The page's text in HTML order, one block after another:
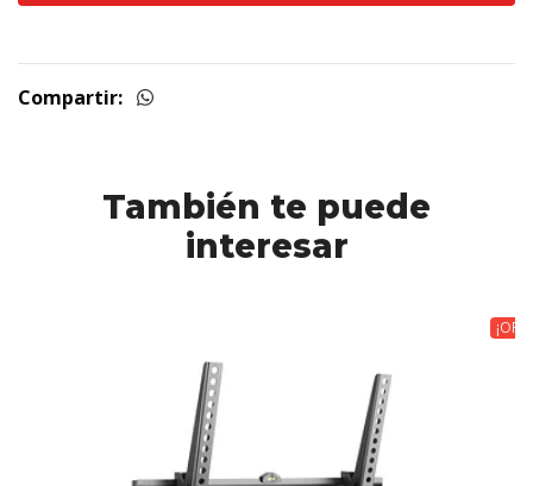
Compartir:
También te puede
interesar